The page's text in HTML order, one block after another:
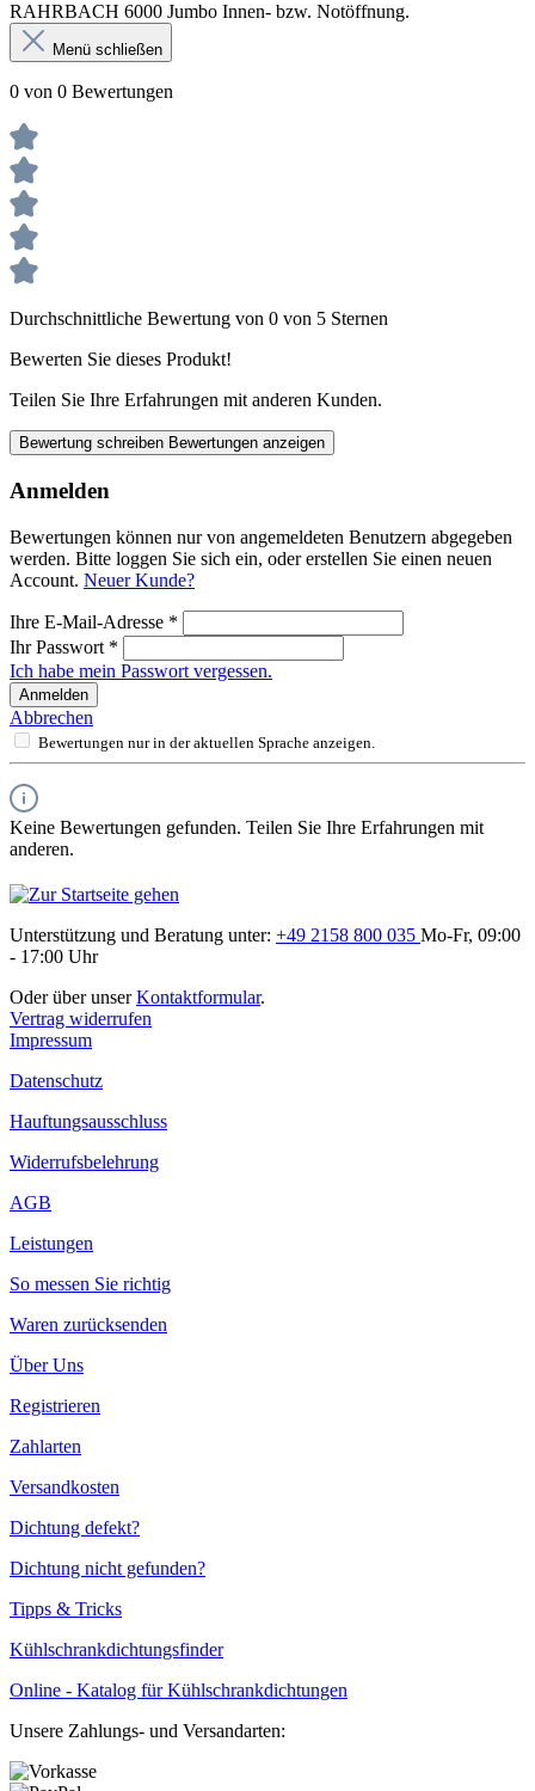
RAHRBACH 6000 Jumbo Innen- bzw. Notöffnung.
Menü schließen
0 von 0 Bewertungen
Durchschnittliche Bewertung von 0 von 5 Sternen
Bewerten Sie dieses Produkt!
Teilen Sie Ihre Erfahrungen mit anderen Kunden.
Bewertung schreiben Bewertungen anzeigen
Anmelden
Bewertungen können nur von angemeldeten Benutzern abgegeben
werden. Bitte loggen Sie sich ein, oder erstellen Sie einen neuen
Account. Neuer Kunde?
Ihre E-Mail-Adresse *
Ihr Passwort *
Ich habe mein Passwort vergessen.
Anmelden
Abbrechen
Bewertungen nur in der aktuellen Sprache anzeigen.
Keine Bewertungen gefunden. Teilen Sie Ihre Erfahrungen mit
anderen.
Unterstützung und Beratung unter: +49 2158 800 035 Mo-Fr, 09:00
- 17:00 Uhr
Oder über unserKontaktformular.
Vertrag widerrufen
Impressum
Datenschutz
Hauftungsausschluss
Widerrufsbelehrung
AGB
Leistungen
So messen Sie richtig
Waren zurücksenden
Über Uns
Registrieren
Zahlarten
Versandkosten
Dichtung defekt?
Dichtung nicht gefunden?
Tipps & Tricks
Kühlschrankdichtungsfinder
Online - Katalog für Kühlschrankdichtungen
Unsere Zahlungs- und Versandarten: